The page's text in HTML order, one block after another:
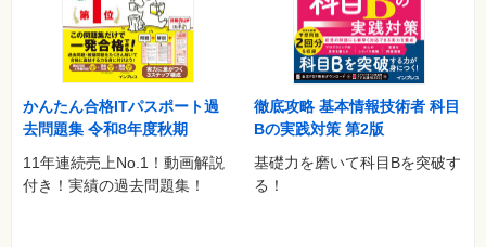
かんたん合格ITパスポート過
去問題集 令和8年度秋期
11年連続売上No.1！動画解説
付き！実績の過去問題集！
徹底攻略 基本情報技術者 科目
Bの実践対策 第2版
基礎力を磨いて科目Bを突破す
る！